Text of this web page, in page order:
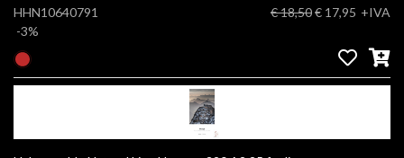
HHN10640791
-3%
€ 18,50€ 17,95 +IVA